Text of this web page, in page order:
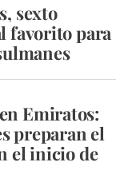
sexto
favorito para
Emiratos:
preparan el
el inicio de